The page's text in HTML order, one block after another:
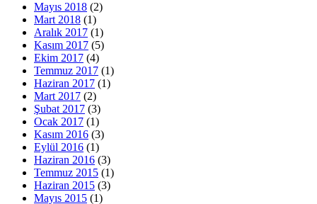
Mayıs 2018 (2)
Mart 2018 (1)
Aralık 2017 (1)
Kasım 2017 (5)
Ekim 2017 (4)
Temmuz 2017 (1)
Haziran 2017 (1)
Mart 2017 (2)
Şubat 2017 (3)
Ocak 2017 (1)
Kasım 2016 (3)
Eylül 2016 (1)
Haziran 2016 (3)
Temmuz 2015 (1)
Haziran 2015 (3)
Mayıs 2015 (1)